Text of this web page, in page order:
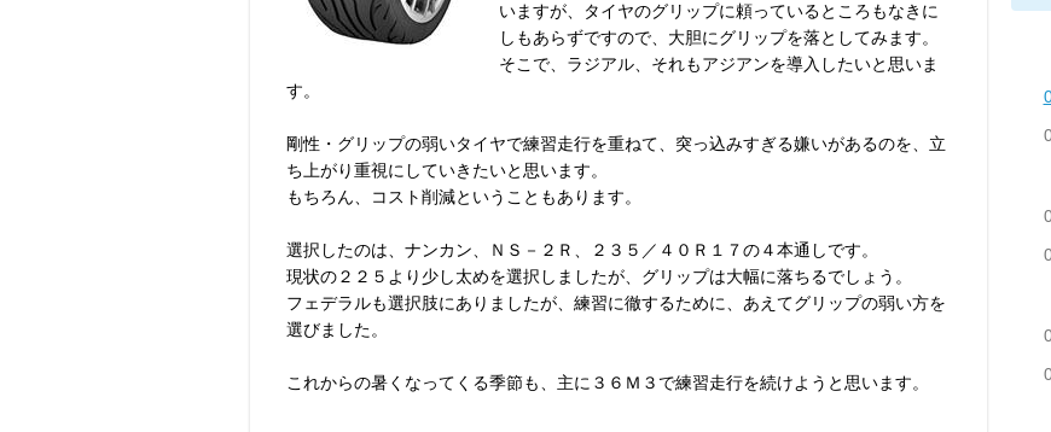
いますが、タイヤのグリップに頼っているところもなきに
しもあらずですので、大胆にグリップを落としてみます。
そこで、ラジアル、それもアジアンを導入したいと思いま
す。
剛性・グリップの弱いタイヤで練習走行を重ねて、突っ込みすぎる嫌いがあるのを、立
ち上がり重視にしていきたいと思います。
もちろん、コスト削減ということもあります。
選択したのは、ナンカン、ＮＳ－２Ｒ、２３５／４０Ｒ１７の４本通しです。
現状の２２５より少し太めを選択しましたが、グリップは大幅に落ちるでしょう。
フェデラルも選択肢にありましたが、練習に徹するために、あえてグリップの弱い方を
選びました。
これからの暑くなってくる季節も、主に３６Ｍ３で練習走行を続けようと思います。